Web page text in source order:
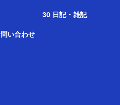
30 日記・雑記
い合わせ